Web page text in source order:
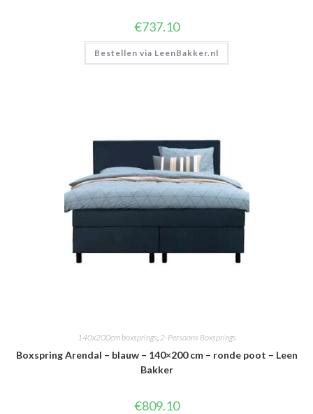
€737.10
Bestellen via LeenBakker.nl
140x200cm boxsprings,2-Persoons Boxsprings
Boxspring Arendal – blauw – 140×200 cm – ronde poot – Leen
Bakker
€809.10